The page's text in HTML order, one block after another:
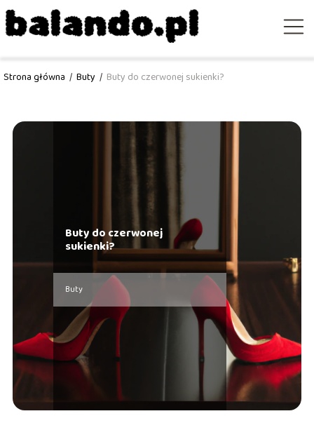
Strona główna / Buty / Buty do czerwonej sukienki?
Buty do czerwonej
sukienki?
Buty